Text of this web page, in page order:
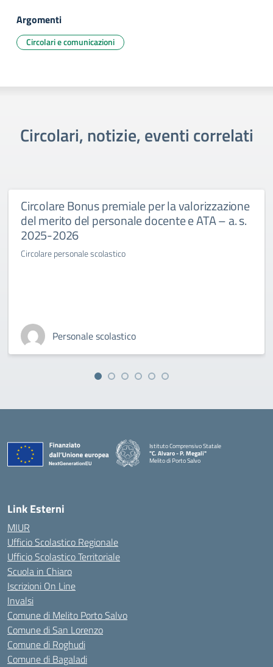
Argomenti
Circolari e comunicazioni
Circolari, notizie, eventi correlati
Circolare Bonus premiale per la valorizzazione
del merito del personale docente e ATA – a. s.
2025-2026
Circolare personale scolastico
Personale scolastico
Istituto Comprensivo Statale
"C. Alvaro - P. Megali"
Melito di Porto Salvo
Link Esterni
MIUR
Ufficio Scolastico Regionale
Ufficio Scolastico Territoriale
Scuola in Chiaro
Iscrizioni On Line
Invalsi
Comune di Melito Porto Salvo
Comune di San Lorenzo
Comune di Roghudi
Comune di Bagaladi